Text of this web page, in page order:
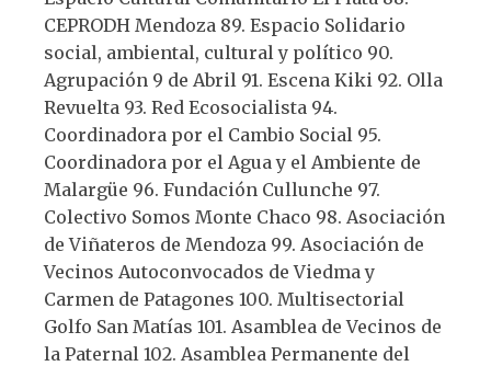
CEPRODH Mendoza 89. Espacio Solidario
social, ambiental, cultural y político 90.
Agrupación 9 de Abril 91. Escena Kiki 92. Olla
Revuelta 93. Red Ecosocialista 94.
Coordinadora por el Cambio Social 95.
Coordinadora por el Agua y el Ambiente de
Malargüe 96. Fundación Cullunche 97.
Colectivo Somos Monte Chaco 98. Asociación
de Viñateros de Mendoza 99. Asociación de
Vecinos Autoconvocados de Viedma y
Carmen de Patagones 100. Multisectorial
Golfo San Matías 101. Asamblea de Vecinos de
la Paternal 102. Asamblea Permanente del